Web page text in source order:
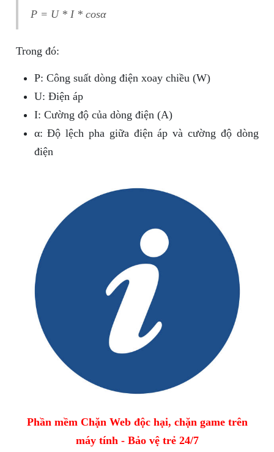
P = U * I * cosα
Trong đó:
P: Công suất dòng điện xoay chiều (W)
U: Điện áp
I: Cường độ của dòng điện (A)
α: Độ lệch pha giữa điện áp và cường độ dòng
điện
Phần mềm Chặn Web độc hại, chặn game trên
máy tính - Bảo vệ trẻ 24/7